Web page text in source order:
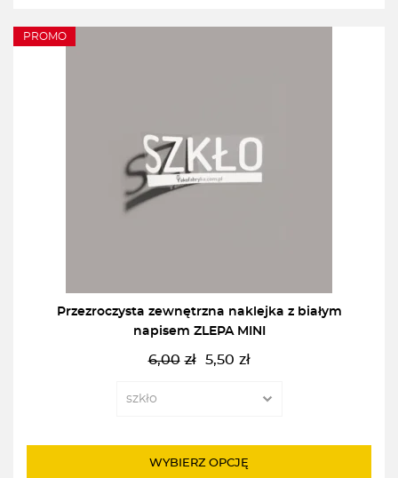
PROMO
Przezroczysta zewnętrzna naklejka z białym
napisem ZLEPA MINI
6,00 zł
Pierwotna
5,50 zł
Aktualna
WYBIERZ OPCJĘ